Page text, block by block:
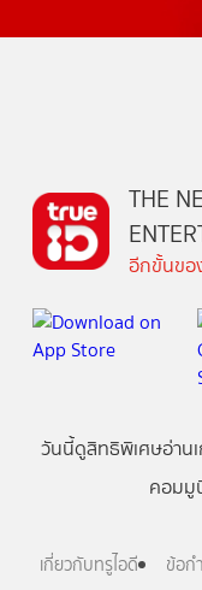
THE
อีกขั้นขอ
วันนี้ดูสิทธิพิเศษอ่าน
คอมมู
เกี่ยวกับทรูไอดี ข้อก